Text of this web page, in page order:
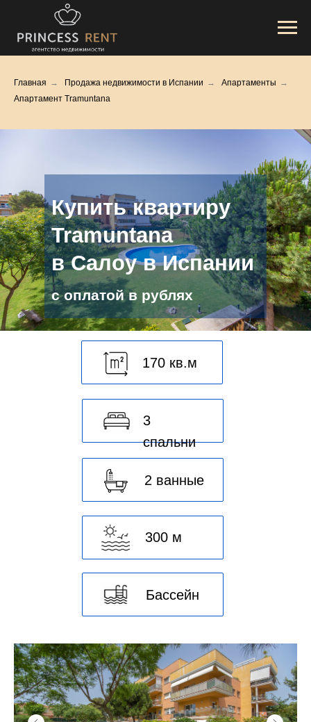
Главная → Продажа недвижимости в Испании → Апартаменты →
Апартамент Tramuntana
Купить квартиру
Tramuntana
в Салоу в Испании
с оплатой в рублях
3
спальни
170 кв.м
2 ванные
300 м
Бассейн